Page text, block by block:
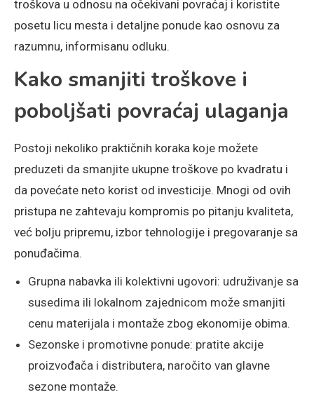
troškova u odnosu na očekivani povraćaj i koristite
posetu licu mesta i detaljne ponude kao osnovu za
razumnu, informisanu odluku.
Kako smanjiti troškove i
poboljšati povraćaj ulaganja
Postoji nekoliko praktičnih koraka koje možete
preduzeti da smanjite ukupne troškove po kvadratu i
da povećate neto korist od investicije. Mnogi od ovih
pristupa ne zahtevaju kompromis po pitanju kvaliteta,
već bolju pripremu, izbor tehnologije i pregovaranje sa
ponuđačima.
Grupna nabavka ili kolektivni ugovori: udruživanje sa
susedima ili lokalnom zajednicom može smanjiti
cenu materijala i montaže zbog ekonomije obima.
Sezonske i promotivne ponude: pratite akcije
proizvođača i distributera, naročito van glavne
sezone montaže.